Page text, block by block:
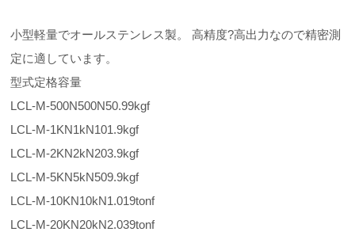
小型軽量でオールステンレス製。 高精度?高出力なので精密測
定に適しています。
型式定格容量
LCL-M-500N500N50.99kgf
LCL-M-1KN1kN101.9kgf
LCL-M-2KN2kN203.9kgf
LCL-M-5KN5kN509.9kgf
LCL-M-10KN10kN1.019tonf
LCL-M-20KN20kN2.039tonf